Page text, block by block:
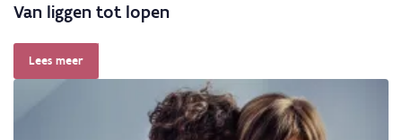
Van liggen tot lopen
Lees meer